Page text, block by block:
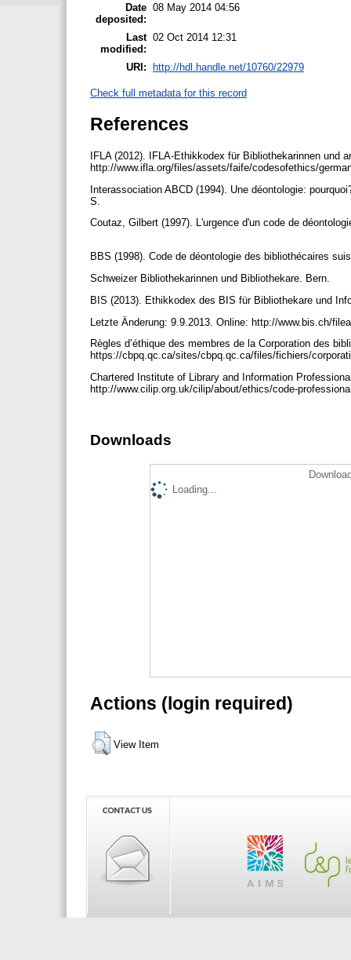
Date
deposited:
08 May 2014 04:56
Last
modified:
02 Oct 2014 12:31
URI: http://hdl.handle.net/10760/22979
Check full metadata for this record
References
IFLA (2012). IFLA-Ethikkodex für Bibliothekarinnen und
http://www.ifla.org/files/assets/faife/codesofethics/
Interassociation ABCD (1994). Une déontologie:
S.
Coutaz, Gilbert (1997). L'urgence d'un code de
BBS (1998). Code de déontologie des bibliothécaires
Schweizer Bibliothekarinnen und Bibliothekare. Bern.
BIS (2013). Ethikkodex des BIS für Bibliothekare und
Letzte Änderung: 9.9.2013. Online: http://www.bis.ch/
Règles d’éthique des membres de la Corporation des
https://cbpq.qc.ca/sites/cbpq.qc.ca/files/fichiers/
Chartered Institute of Library and Information
http://www.cilip.org.uk/cilip/about/ethics/code-
Downloads
Loading...
Actions (login required)
View Item